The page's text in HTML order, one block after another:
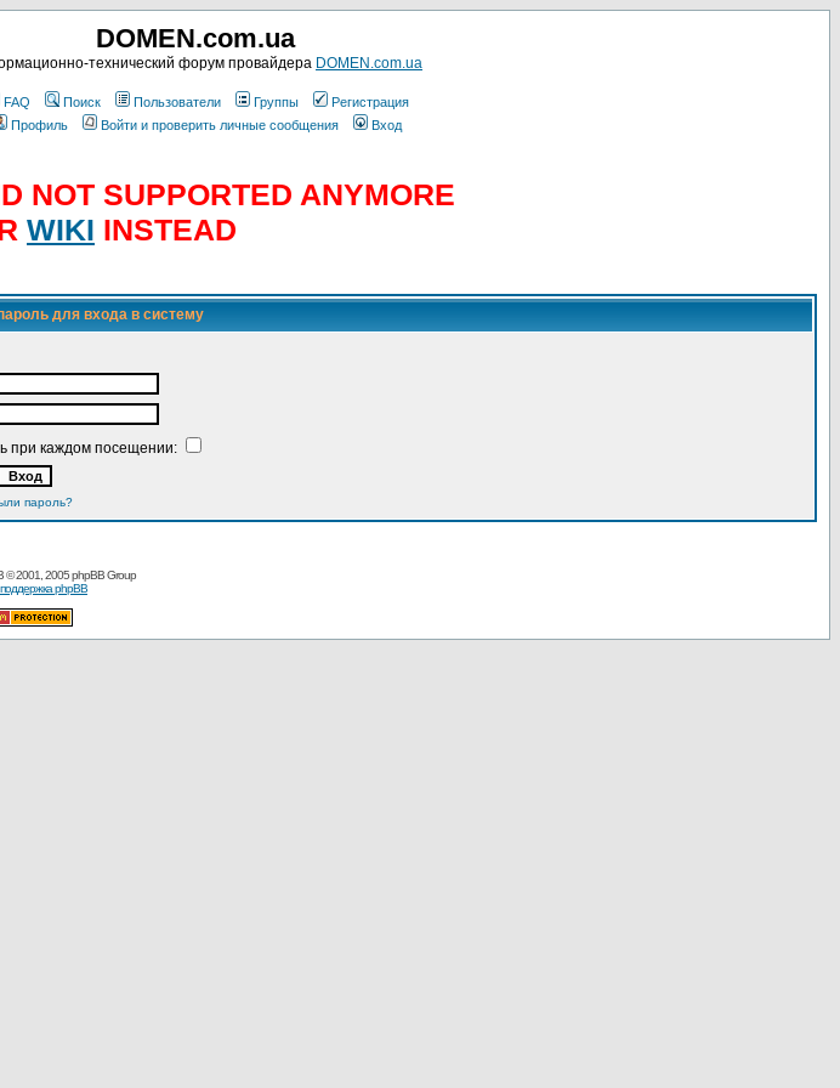
DOMEN.com.ua
технический форум провайдера DOMEN.com.ua
FAQ Поиск Пользователи Группы
Регистрация
Профиль
Войти и проверить личные сообщения Вход
NOT SUPPORTED ANYMORE
WIKI INSTEAD
для входа в систему
при каждом посещении:
пароль?
© 2001, 2005 phpBB Group
поддержка phpBB